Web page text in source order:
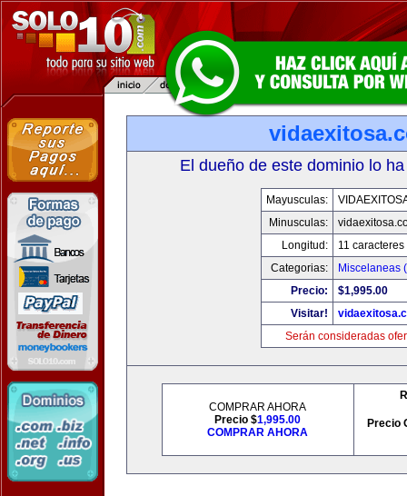
El dueño de este dominio lo
Mayusculas:
Minusculas:
Longitud:
11 caracteres
Categorias:
Miscelaneas
Precio:
$1,995.00
Visitar!
Serán consideradas
COMPRAR AHORA
Precio $1,995.00
COMPRAR AHORA
Precio